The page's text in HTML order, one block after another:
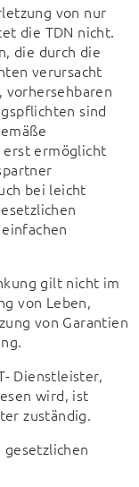
von nur
die TDN nicht.
die durch die
verursacht
sind
erst ermöglicht
bei leicht
gilt nicht im
von Leben,
von Garantien
Dienstleister,
wird, ist
zuständig.